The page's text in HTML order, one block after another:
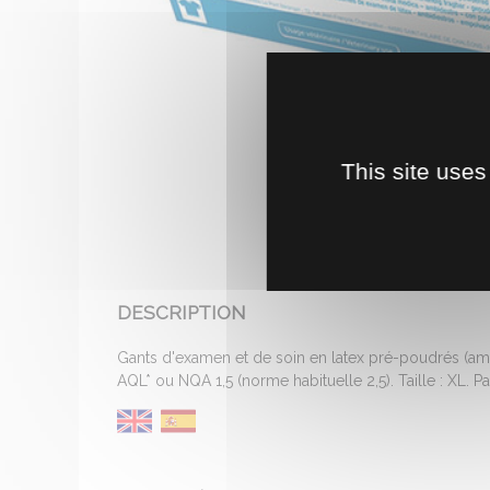
DESCRIPTION
Gants d'examen et de soin en latex pré-poudrés
AQL* ou NQA 1,5 (norme habituelle 2,5). Taille : XL.
This site